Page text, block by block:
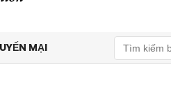
MẠI
Tìm kiếm